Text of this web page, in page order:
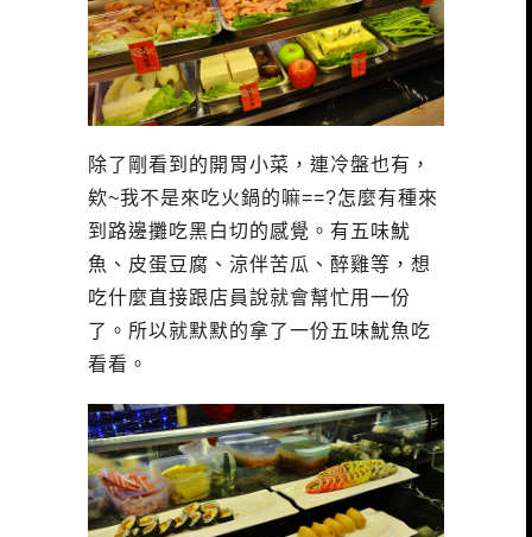
除了剛看到的開胃小菜，連冷盤也有，
欸~我不是來吃火鍋的嘛==?怎麼有種來
到路邊攤吃黑白切的感覺。有五味魷
魚、皮蛋豆腐、涼伴苦瓜、醉雞等，想
吃什麼直接跟店員說就會幫忙用一份
了。所以就默默的拿了一份五味魷魚吃
看看。